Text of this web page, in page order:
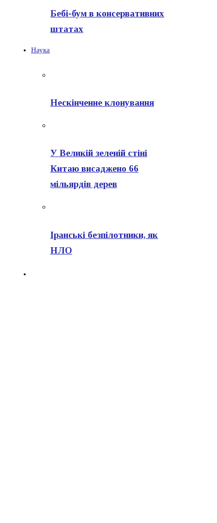
Бебі-бум в консервативних
штатах
Наука
Нескінченне клонування
У Великій зеленій стіні
Китаю висаджено 66
мільярдів дерев
Іранські безпілотники, як
НЛО